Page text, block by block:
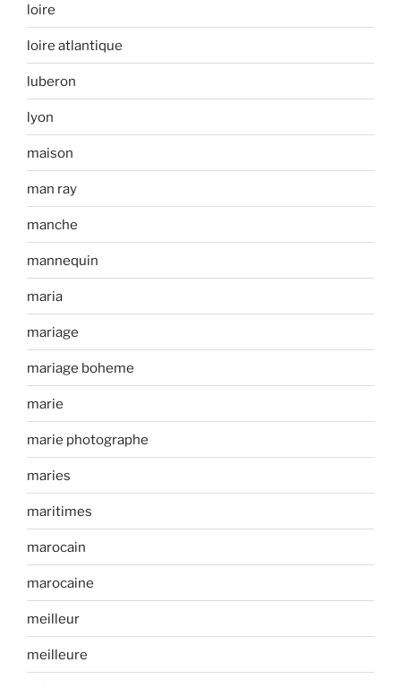
loire
loire atlantique
luberon
lyon
maison
man ray
manche
mannequin
maria
mariage
mariage boheme
marie
marie photographe
maries
maritimes
marocain
marocaine
meilleur
meilleure